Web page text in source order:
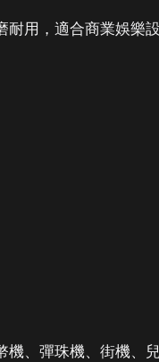
用，適合商業娛樂設
、彈珠機、街機、